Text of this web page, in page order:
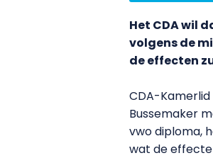
Het CDA wil
volgens de
de effecten
CDA-
Bussemaker
vwo diploma,
wat de